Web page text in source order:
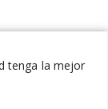
tenga la mejor